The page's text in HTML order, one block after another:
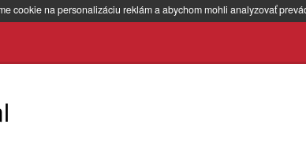
cookie na personalizáciu reklám a abychom mohli analyzovať